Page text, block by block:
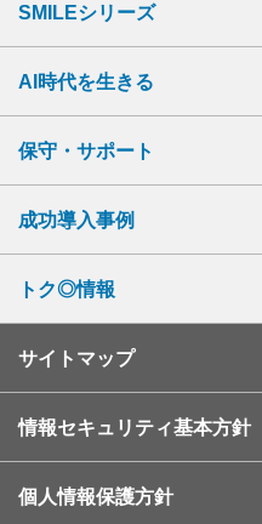
SMILEシリーズ
AI時代を生きる
保守・サポート
成功導入事例
トク◎情報
サイトマップ
情報セキュリティ基本方針
個人情報保護方針